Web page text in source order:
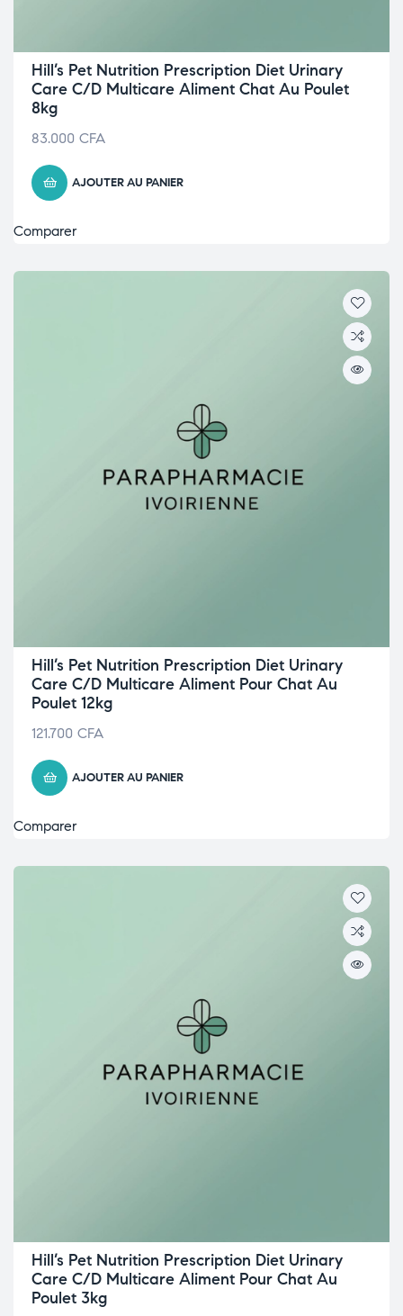
Hill’s Pet Nutrition Prescription Diet Urinary
Care C/D Multicare Aliment Chat Au Poulet
8kg
83.000 CFA
AJOUTER AU PANIER
Comparer
Hill’s Pet Nutrition Prescription Diet Urinary
Care C/D Multicare Aliment Pour Chat Au
Poulet 12kg
121.700 CFA
AJOUTER AU PANIER
Comparer
Hill’s Pet Nutrition Prescription Diet Urinary
Care C/D Multicare Aliment Pour Chat Au
Poulet 3kg